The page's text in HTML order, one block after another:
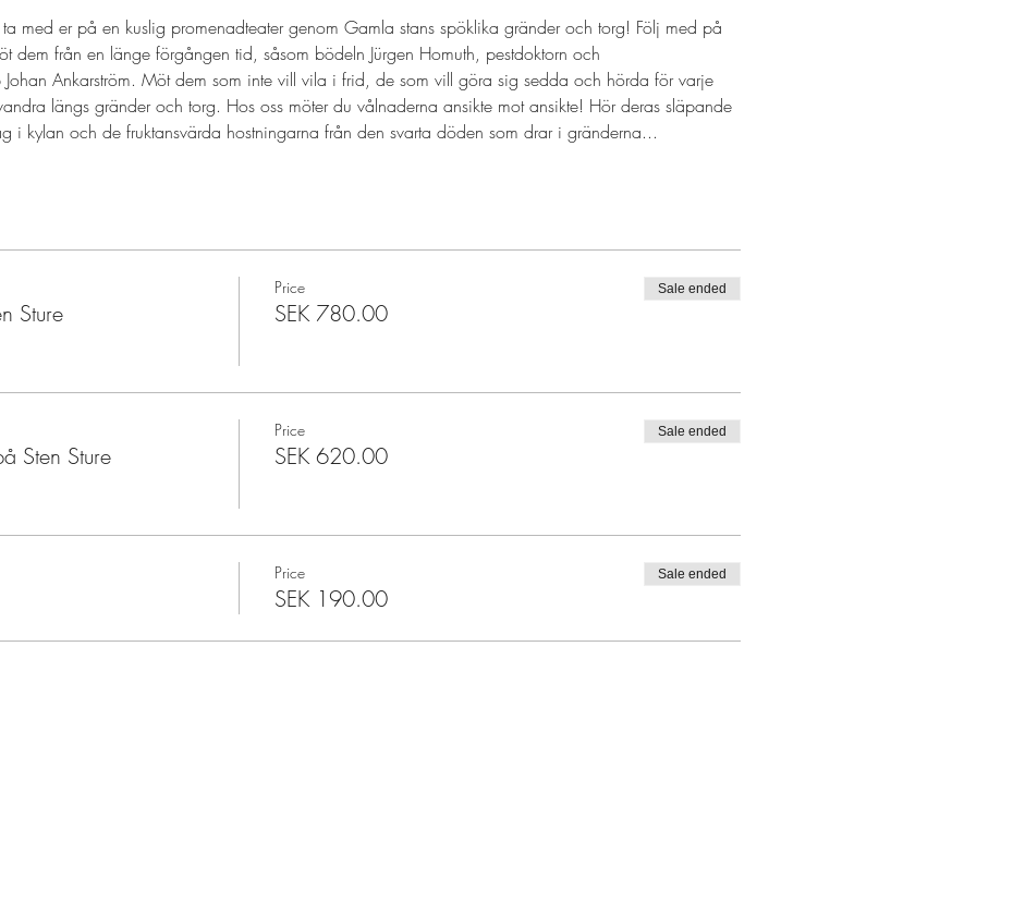
med er på en kuslig promenadteater genom Gamla stans spöklika gränder och torg! Följ med på
dem från en länge förgången tid, såsom bödeln Jürgen Homuth, pestdoktorn och
Johan Ankarström. Möt dem som inte vill vila i frid, de som vill göra sig sedda och hörda för varje
längs gränder och torg. Hos oss möter du vålnaderna ansikte mot ansikte! Hör deras släpande
i kylan och de fruktansvärda hostningarna från den svarta döden som drar i gränderna...
Sture
Price
SEK 780.00
Sale ended
Sten Sture
Price
SEK 620.00
Sale ended
Price
SEK 190.00
Sale ended